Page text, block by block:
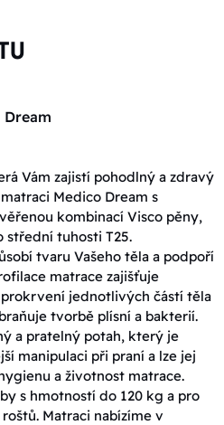
Vám zajistí pohodlný a zdravý
Medico Dream s
kombinací Visco pěny,
střední tuhosti T25.
tvaru Vašeho těla a podpoří
matrace zajišťuje
jednotlivých částí těla
tvorbě plísní a bakterií.
a pratelný potah, který je
manipulaci při praní a lze jej
a životnost matrace.
s hmotností do 120 kg a pro
Matraci nabízíme v